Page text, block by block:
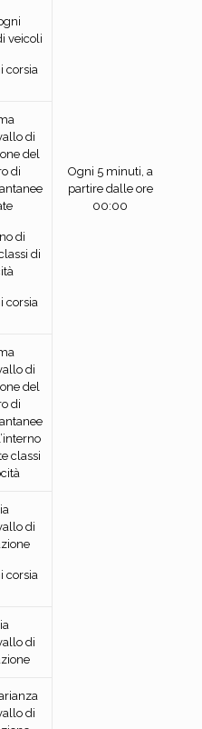
Ogni 5 minuti, a
partire dalle ore
00:00
veicoli
corsia
di
del
di
di
di
corsia
di
del
di
classi
di
corsia
di
di